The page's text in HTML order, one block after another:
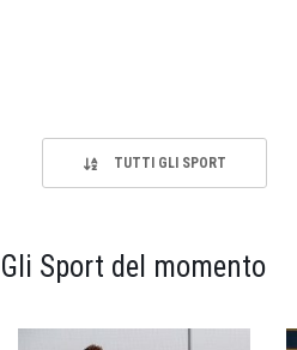
TUTTI GLI SPORT
Gli Sport del momento